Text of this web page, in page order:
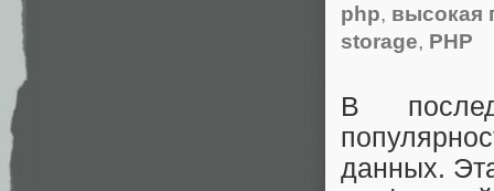
php, высокая
storage, PHP
В
данных.